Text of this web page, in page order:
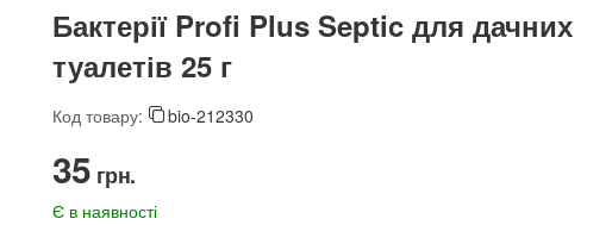
Бактерії Profi Plus Septic для дачних
туалетів 25 г
Код товару: bio-212330
‍35‍ грн.
Є в наявності